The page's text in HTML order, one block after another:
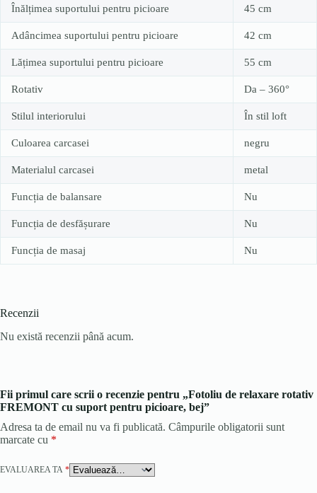
Înălțimea suportului pentru picioare 45 cm
Adâncimea suportului pentru picioare 42 cm
Lățimea suportului pentru picioare 55 cm
Rotativ Da – 360°
Stilul interiorului În stil loft
Culoarea carcasei negru
Materialul carcasei metal
Funcția de balansare Nu
Funcția de desfășurare Nu
Funcția de masaj Nu
Recenzii
Nu există recenzii până acum.
Fii primul care scrii o recenzie pentru „Fotoliu de relaxare rotativ
FREMONT cu suport pentru picioare, bej”
Adresa ta de email nu va fi publicată. Câmpurile obligatorii sunt
marcate cu *
EVALUAREA TA *